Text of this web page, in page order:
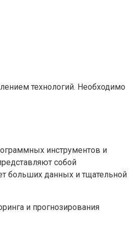
технологий. Необходимо
инструментов и
собой
больших данных и тщательной
и прогнозирования